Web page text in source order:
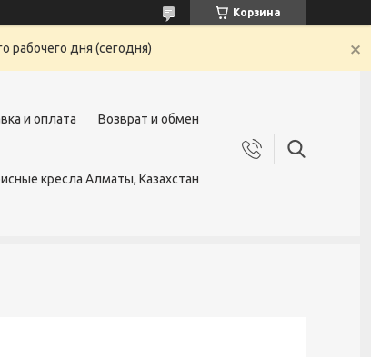
Корзина
рабочего дня (сегодня)
и оплата Возврат и обмен
кресла Алматы, Казахстан